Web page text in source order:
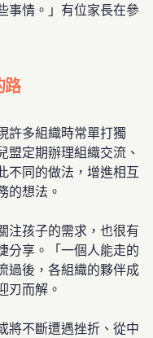
事情。」有位家長在參
路
許多組織時常單打獨
盟定期辦理組織交流、
不同的做法，增進相互
的想法。
注孩子的需求，也很有
分享。「一個人能走的
過後，各組織的夥伴成
刃而解。
將不斷遭遇挫折、從中